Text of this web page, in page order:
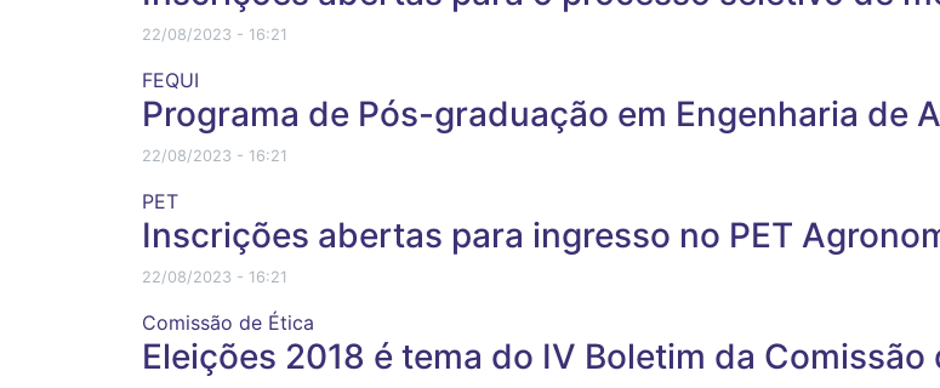
22/08/2023 - 16:21
FEQUI
Programa de Pós-graduação em Engenharia de
22/08/2023 - 16:21
PET
Inscrições abertas para ingresso no PET
22/08/2023 - 16:21
Comissão de Ética
Eleições 2018 é tema do IV Boletim da Comissão